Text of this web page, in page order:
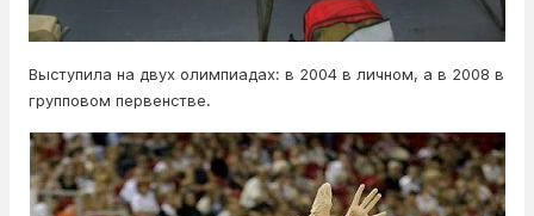
Выступила на двух олимпиадах: в 2004 в личном, а в 2008 в
групповом первенстве.